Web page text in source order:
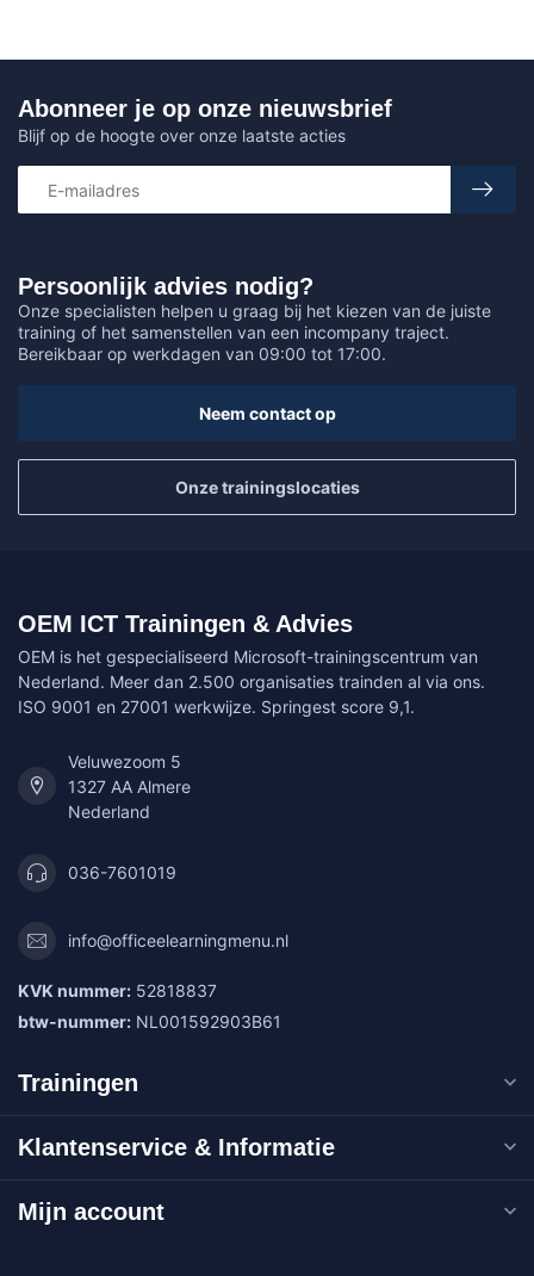
Persoonlijk advies nodig?
Onze specialisten helpen u graag bij het kiezen van de juiste
training of het samenstellen van een incompany traject.
Bereikbaar op werkdagen van 09:00 tot 17:00.
Neem contact op
Onze trainingslocaties
Abonneer je op onze nieuwsbrief
Blijf op de hoogte over onze laatste acties
OEM ICT Trainingen & Advies
OEM is het gespecialiseerd Microsoft-trainingscentrum van
Nederland. Meer dan 2.500 organisaties trainden al via ons.
ISO 9001 en 27001 werkwijze. Springest score 9,1.
Veluwezoom 5
1327 AA Almere
Nederland
036-7601019
info@officeelearningmenu.nl
KVK nummer: 52818837
btw-nummer: NL001592903B61
Trainingen
Klantenservice & Informatie
Mijn account